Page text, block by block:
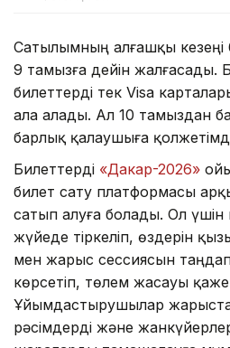
Сатылымның алғашқы
9 тамызға дейін жалғасады.
билеттерді тек Visa
ала алады. Ал 10 тамыздан
барлық қалаушыға
Билеттерді «Дакар-2026»
билет сату платформасы
сатып алуға болады. Ол
жүйеде тіркеліп, өздерін
мен жарыс сессиясын
көрсетіп, төлем жасауы
Ұйымдастырушылар
рәсімдерді және